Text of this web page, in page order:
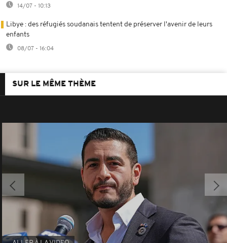
14/07 - 10:13
Libye : des réfugiés soudanais tentent de préserver l'avenir de leurs
enfants
08/07 - 16:04
SUR LE MÊME THÈME